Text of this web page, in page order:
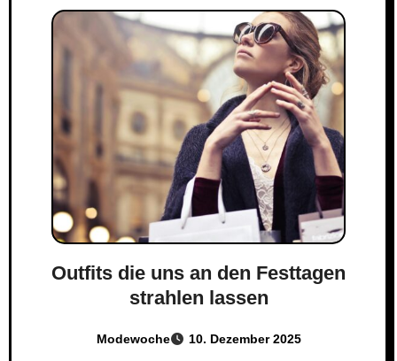
Outfits die uns an den Festtagen
strahlen lassen
Modewoche 10. Dezember 2025